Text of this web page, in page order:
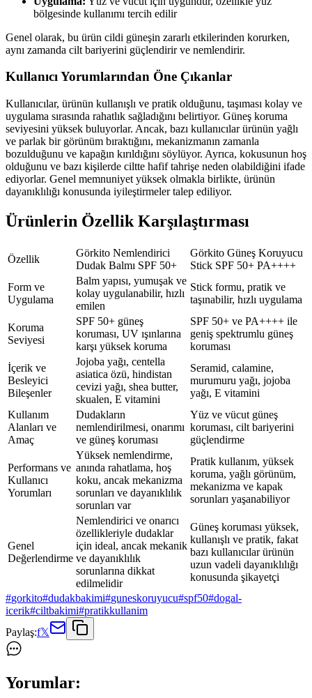
bölgesinde kullanımı tercih edilir
Genel olarak, bu ürün cildi güneşin zararlı etkilerinden korurken,
aynı zamanda cilt bariyerini güçlendirir ve nemlendirir.
Kullanıcı Yorumlarından Öne Çıkanlar
Kullanıcılar, ürünün kullanışlı ve pratik olduğunu, taşıması kolay ve
uygulama sırasında rahatlık sağladığını belirtiyor. Güneş koruma
seviyesini yüksek buluyorlar. Ancak, bazı kullanıcılar ürünün yağlı
ve parlak bir görünüm bıraktığını, mekanizmanın zamanla
bozulduğunu ve kapağın kırıldığını söylüyor. Ayrıca, kokusunun hoş
olduğunu ve bazı kişilerde ciltte hafif tahrişe neden olabildiğini ifade
ediyorlar. Genel memnuniyet yüksek olmakla birlikte, ürünün
dayanıklılığı konusunda iyileştirmeler talep ediliyor.
Ürünlerin Özellik Karşılaştırması
Özellik
Görkito Nemlendirici
Dudak Balmı SPF 50+
Görkito Güneş Koruyucu
Stick SPF 50+ PA++++
Form ve
Uygulama
Balm yapısı, yumuşak ve
kolay uygulanabilir, hızlı
emilen
Stick formu, pratik ve
taşınabilir, hızlı uygulama
Koruma
Seviyesi
SPF 50+ güneş
koruması, UV ışınlarına
karşı yüksek koruma
SPF 50+ ve PA++++ ile
geniş spektrumlu güneş
koruması
İçerik ve
Besleyici
Bileşenler
Jojoba yağı, centella
asiatica özü, hindistan
cevizi yağı, shea butter,
skualen, E vitamini
Seramid, calamine,
murumuru yağı, jojoba
yağı, E vitamini
Kullanım
Alanları ve
Amaç
Dudakların
nemlendirilmesi, onarımı
ve güneş koruması
Yüz ve vücut güneş
koruması, cilt bariyerini
güçlendirme
Performans ve
Kullanıcı
Yorumları
Yüksek nemlendirme,
anında rahatlama, hoş
koku, ancak mekanizma
sorunları ve dayanıklılık
sorunları var
Pratik kullanım, yüksek
koruma, yağlı görünüm,
mekanizma ve kapak
sorunları yaşanabiliyor
Genel
Değerlendirme
Nemlendirici ve onarıcı
özellikleriyle dudaklar
için ideal, ancak mekanik
ve dayanıklılık
sorunlarına dikkat
edilmelidir
Güneş koruması yüksek,
kullanışlı ve pratik, fakat
bazı kullanıcılar ürünün
uzun vadeli dayanıklılığı
konusunda şikayetçi
#gorkito#dudakbakimi#guneskoruyucu#spf50#dogal-
icerik#ciltbakimi#pratikkullanim
Paylaş:f𝕏
Yorumlar: